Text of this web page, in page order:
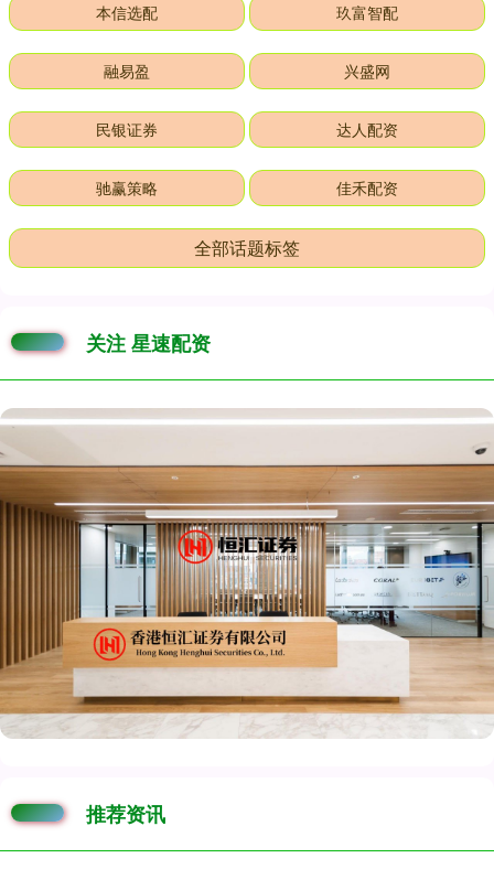
本信选配 玖富智配
融易盈 兴盛网
民银证券 达人配资
驰赢策略 佳禾配资
全部话题标签
关注 星速配资
推荐资讯